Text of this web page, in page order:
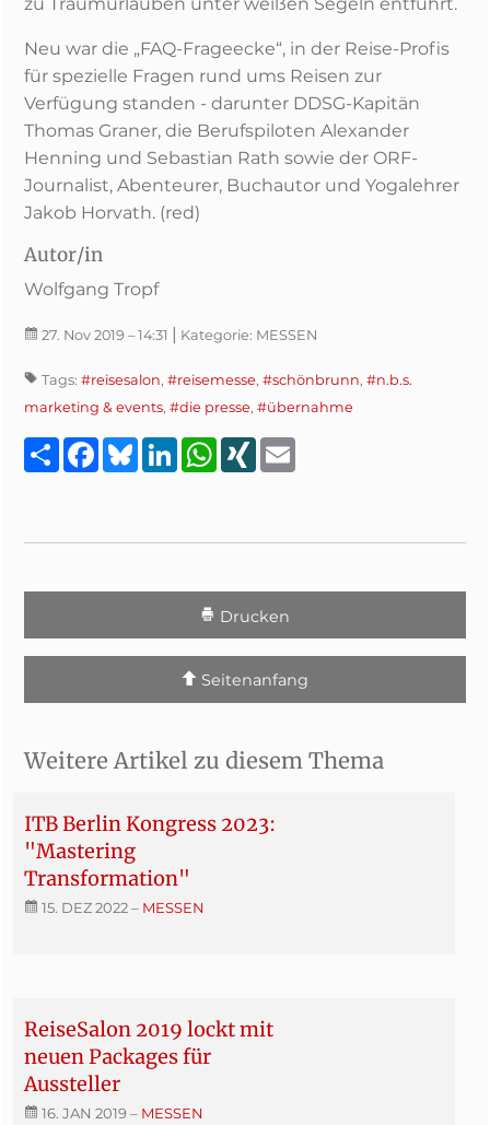
Neu war die „FAQ-Frageecke“, in der Reise-Profis
für spezielle Fragen rund ums Reisen zur
Verfügung standen - darunter DDSG-Kapitän
Thomas Graner, die Berufspiloten Alexander
Henning und Sebastian Rath sowie der ORF-
Journalist, Abenteurer, Buchautor und Yogalehrer
Jakob Horvath. (red)
Autor/in
Wolfgang Tropf
27. Nov 2019 – 14:31 | Kategorie: MESSEN
Tags: #reisesalon, #reisemesse, #schönbrunn, #n.b.s.
marketing & events, #die presse, #übernahme
TeilenFacebook
BlueskyLinkedInWhatsApp
XING
Drucken
Seitenanfang
Weitere Artikel zu diesem Thema
ITB Berlin Kongress 2023:
"Mastering
Transformation"
15. DEZ 2022– MESSEN
ReiseSalon 2019 lockt mit
neuen Packages für
Aussteller
16. JAN 2019– MESSEN